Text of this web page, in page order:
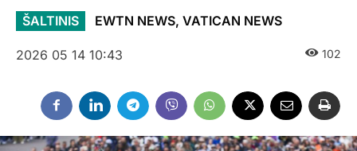
ŠALTINIS EWTN NEWS, VATICAN NEWS
2026 05 14 10:43 102